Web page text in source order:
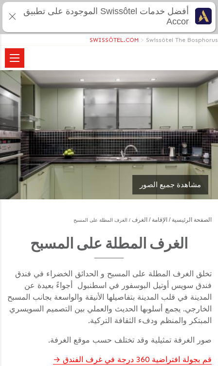
مشاهدة جميع الصور
الصفحة الرئيسية الإقامة الغرف الغرف المطلة على المسبح
الغرف المطلة على المسبح
تخلق الغرف المطلة على المسبح و الحدائق الخضراء في فندق
فندق سويس أوتيل البوسفور في اسطنبول أجواءً بعيدة عن
المدينة في قلب المدينة بتفاصيلها الأنيقة والواسعة بجانب المسبح
الخارجي. يجمع أسلوبها الحديث والعملي بين التصميم السويسري
المبتكر والمنظم ودفء الثقافة التركية.
صور الغرفة تمثيلية وقد تختلف حسب موقع الغرفة.
قم بجولة افتراضية 360 درجة في غرف الفندق
SWISSÔTEL.COM > Swissôtel The Bosphorus
أفضل خدمات Swissôtel الموجودة على تطبيق
Accor